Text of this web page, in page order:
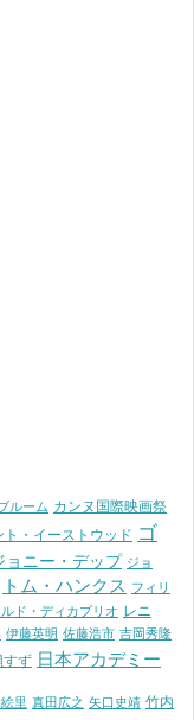
ルーム カンヌ国際映画祭
ト・イーストウッド ゴ
ョニー・デップ ジョ
トム・ハンクス フィリ
ド・ディカプリオ レニ
伊藤英明 佐藤浩市 吉岡秀隆
すず 日本アカデミー
里 真田広之 矢口史靖 竹内